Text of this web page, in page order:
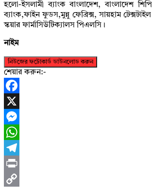
হলো-ইসলামী ব্যাংক বাংলাদেশ, বাংলাদেশ
ব্যাংক,ফাইন ফুডস,মুন্নু ফেব্রিক্স, সায়হাম
স্কয়ার ফার্মাসিউটিক্যালস পিএলসি।
নাইম
নিউজের ফটোকার্ড ডাউনলোড করুন
শেয়ার করুন:-
Facebook
X
Messenger
WhatsApp
Telegram
Print